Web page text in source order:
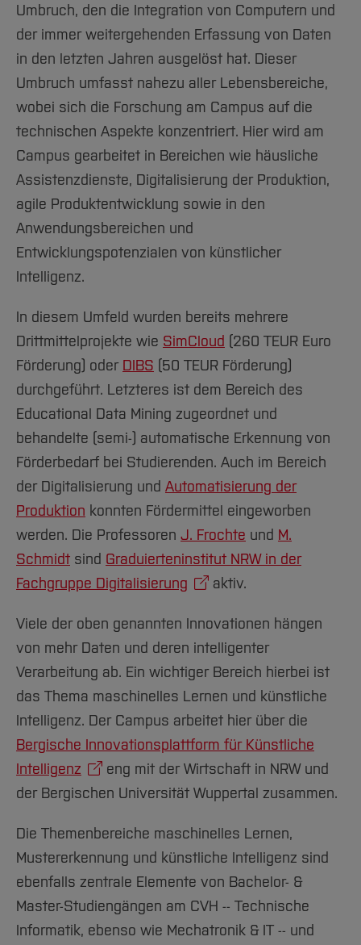
Umbruch, den die Integration von Computern und
der immer weitergehenden Erfassung von Daten
in den letzten Jahren ausgelöst hat. Dieser
Umbruch umfasst nahezu aller Lebensbereiche,
wobei sich die Forschung am Campus auf die
technischen Aspekte konzentriert. Hier wird am
Campus gearbeitet in Bereichen wie häusliche
Assistenzdienste, Digitalisierung der Produktion,
agile Produktentwicklung sowie in den
Anwendungsbereichen und
Entwicklungspotenzialen von künstlicher
Intelligenz.
In diesem Umfeld wurden bereits mehrere
Drittmittelprojekte wie SimCloud (260 TEUR Euro
Förderung) oder DIBS (50 TEUR Förderung)
durchgeführt. Letzteres ist dem Bereich des
Educational Data Mining zugeordnet und
behandelte (semi-) automatische Erkennung von
Förderbedarf bei Studierenden. Auch im Bereich
der Digitalisierung und Automatisierung der
Produktion konnten Fördermittel eingeworben
werden. Die Professoren J. Frochte und M.
Schmidt sind Graduierteninstitut NRW in der
Fachgruppe Digitalisierung
aktiv.
Viele der oben genannten Innovationen hängen
von mehr Daten und deren intelligenter
Verarbeitung ab. Ein wichtiger Bereich hierbei ist
das Thema maschinelles Lernen und künstliche
Intelligenz. Der Campus arbeitet hier über die
Bergische Innovationsplattform für Künstliche
Intelligenz
eng mit der Wirtschaft in NRW und
der Bergischen Universität Wuppertal zusammen.
Die Themenbereiche maschinelles Lernen,
Mustererkennung und künstliche Intelligenz sind
ebenfalls zentrale Elemente von Bachelor- &
Master-Studiengängen am CVH -- Technische
Informatik, ebenso wie Mechatronik & IT -- und